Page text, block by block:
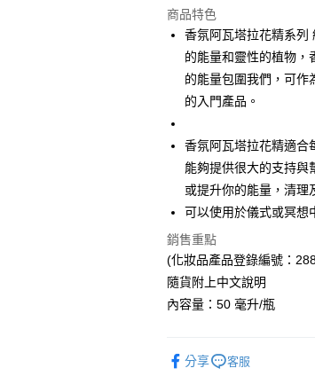
LINE Pay
Apple Pay
街口支付
悠遊付
ATM付款
運送方式
全家取貨付款
每筆NT$80，滿NT$3,000(
7-11取貨付款
賣家宅配幫您送（台灣）
商品特色
香氛阿瓦塔拉花精系列
的能量和靈性的植物，
的能量包圍我們，可作
的入門產品。
香氛阿瓦塔拉花精適合
能夠提供很大的支持與
或提升你的能量，清理
可以使用於儀式或冥想
銷售重點
(化妝品產品登錄編號：
隨貨附上中文說明
內容量：50 毫升/瓶
分享 客服